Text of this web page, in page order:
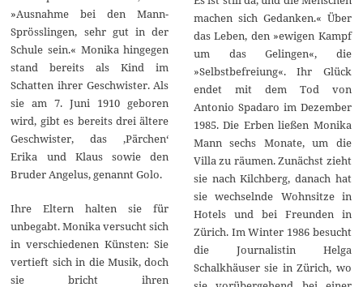
»Ausnahme bei den Mann-
Sprösslingen, sehr gut in der
Schule sein.« Monika hingegen
stand bereits als Kind im
Schatten ihrer Geschwister. Als
sie am 7. Juni 1910 geboren
wird, gibt es bereits drei ältere
Geschwister, das ‚Pärchen‘
Erika und Klaus sowie den
Bruder Angelus, genannt Golo.
Ihre Eltern halten sie für
unbegabt. Monika versucht sich
in verschiedenen Künsten: Sie
vertieft sich in die Musik, doch
sie bricht ihren
machen sich Gedanken.« Über
das Leben, den »ewigen Kampf
um das Gelingen«, die
»Selbstbefreiung«. Ihr Glück
endet mit dem Tod von
Antonio Spadaro im Dezember
1985. Die Erben ließen Monika
Mann sechs Monate, um die
Villa zu räumen. Zunächst zieht
sie nach Kilchberg, danach hat
sie wechselnde Wohnsitze in
Hotels und bei Freunden in
Zürich. Im Winter 1986 besucht
die Journalistin Helga
Schalkhäuser sie in Zürich, wo